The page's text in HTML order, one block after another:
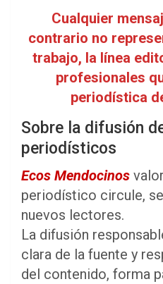
Cualquier
contrario no
trabajo, la línea
profesionales
periodística
Sobre la difusión
periodísticos
Ecos Mendocinos
periodístico circule,
nuevos lectores.
La difusión
clara de la fuente y
del contenido, forma